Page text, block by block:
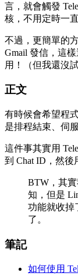
言，就會觸發
核，不用定時一
不過，更簡單的
Gmail 發信，這
用！（但我還沒
正文
有時候會希望程
是排程結束、伺
這件事其實用
到 Chat ID，然後
BTW，其
知，但是
功能就收掉
了。
筆記
如何使用